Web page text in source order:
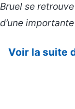
Bruel se
d’une
Voir la suite